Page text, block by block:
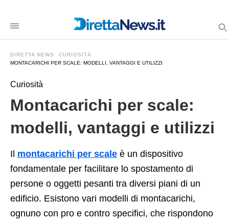
/2024/09/25/montacarichi-
modelli-
vantaggi-
DIRETTA NEWS
CURIOSITÀ
MONTACARICHI PER SCALE: MODELLI, VANTAGGI E UTILIZZI
Curiosità
Montacarichi per scale:
modelli, vantaggi e utilizzi
Il montacarichi per scale è un dispositivo
fondamentale per facilitare lo spostamento di
persone o oggetti pesanti tra diversi piani di un
edificio. Esistono vari modelli di montacarichi,
ognuno con pro e contro specifici, che rispondono